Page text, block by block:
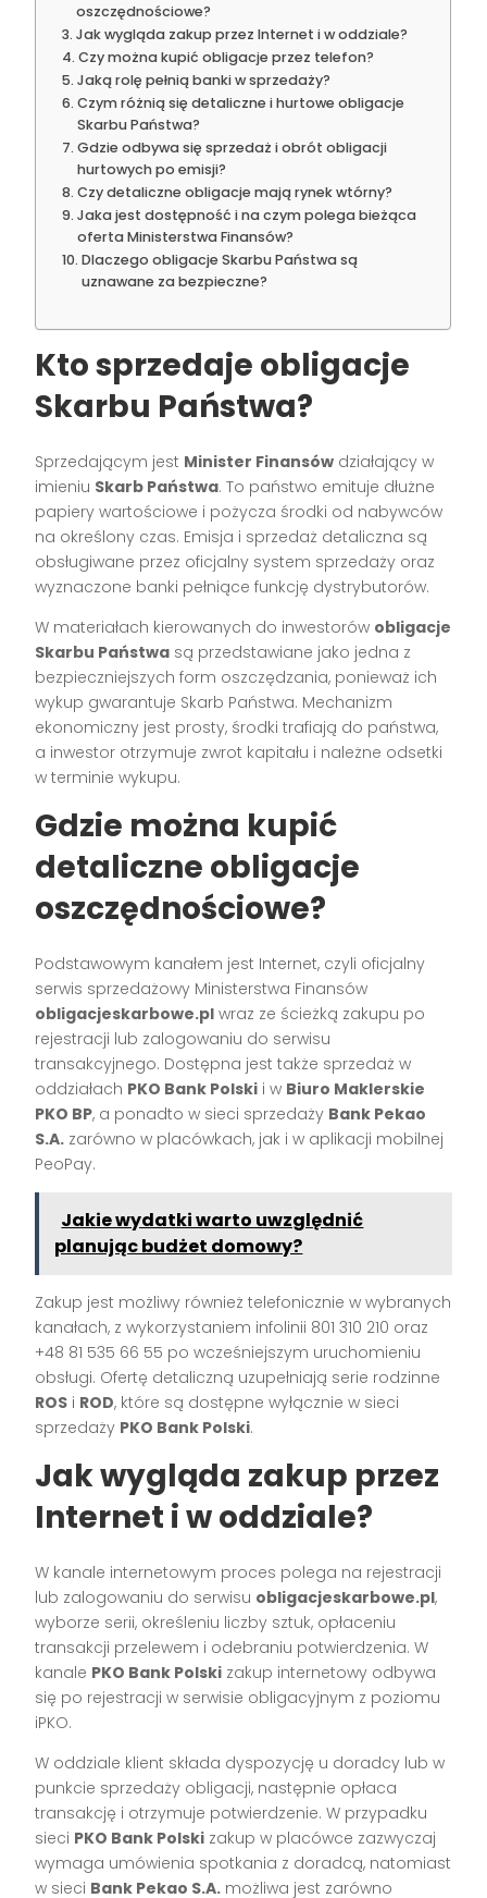
oszczędnościowe?
Jak wygląda zakup przez Internet i w oddziale?
Czy można kupić obligacje przez telefon?
Jaką rolę pełnią banki w sprzedaży?
Czym różnią się detaliczne i hurtowe obligacje
Skarbu Państwa?
Gdzie odbywa się sprzedaż i obrót obligacji
hurtowych po emisji?
Czy detaliczne obligacje mają rynek wtórny?
Jaka jest dostępność i na czym polega bieżąca
oferta Ministerstwa Finansów?
Dlaczego obligacje Skarbu Państwa są
uznawane za bezpieczne?
Kto sprzedaje obligacje
Skarbu Państwa?
Sprzedającym jest Minister Finansów działający w
imieniu Skarb Państwa. To państwo emituje dłużne
papiery wartościowe i pożycza środki od nabywców
na określony czas. Emisja i sprzedaż detaliczna są
obsługiwane przez oficjalny system sprzedaży oraz
wyznaczone banki pełniące funkcję dystrybutorów.
W materiałach kierowanych do inwestorów obligacje
Skarbu Państwa są przedstawiane jako jedna z
bezpieczniejszych form oszczędzania, ponieważ ich
wykup gwarantuje Skarb Państwa. Mechanizm
ekonomiczny jest prosty, środki trafiają do państwa,
a inwestor otrzymuje zwrot kapitału i należne odsetki
w terminie wykupu.
Gdzie można kupić
detaliczne obligacje
oszczędnościowe?
Podstawowym kanałem jest Internet, czyli oficjalny
serwis sprzedażowy Ministerstwa Finansów
obligacjeskarbowe.pl wraz ze ścieżką zakupu po
rejestracji lub zalogowaniu do serwisu
transakcyjnego. Dostępna jest także sprzedaż w
oddziałach PKO Bank Polski i w Biuro Maklerskie
PKO BP, a ponadto w sieci sprzedaży Bank Pekao
S.A. zarówno w placówkach, jak i w aplikacji mobilnej
PeoPay.
Jakie wydatki warto uwzględnić
planując budżet domowy?
Zakup jest możliwy również telefonicznie w wybranych
kanałach, z wykorzystaniem infolinii 801 310 210 oraz
+48 81 535 66 55 po wcześniejszym uruchomieniu
obsługi. Ofertę detaliczną uzupełniają serie rodzinne
ROS i ROD, które są dostępne wyłącznie w sieci
sprzedaży PKO Bank Polski.
Jak wygląda zakup przez
Internet i w oddziale?
W kanale internetowym proces polega na rejestracji
lub zalogowaniu do serwisu obligacjeskarbowe.pl,
wyborze serii, określeniu liczby sztuk, opłaceniu
transakcji przelewem i odebraniu potwierdzenia. W
kanale PKO Bank Polski zakup internetowy odbywa
się po rejestracji w serwisie obligacyjnym z poziomu
iPKO.
W oddziale klient składa dyspozycję u doradcy lub w
punkcie sprzedaży obligacji, następnie opłaca
transakcję i otrzymuje potwierdzenie. W przypadku
sieci PKO Bank Polski zakup w placówce zazwyczaj
wymaga umówienia spotkania z doradcą, natomiast
w sieci Bank Pekao S.A. możliwa jest zarówno